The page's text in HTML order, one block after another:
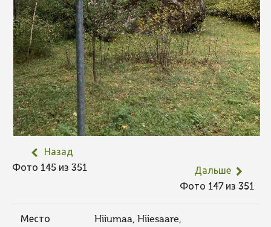
Назад
Фото 145 из 351
Дальше
Фото 147 из 351
Место Hiiumaa, Hiiesaare,